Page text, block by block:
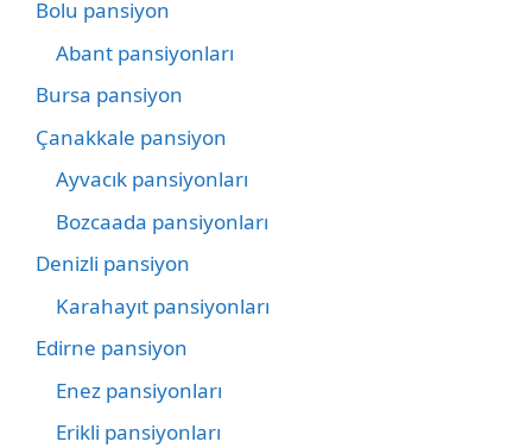
Bolu pansiyon
Abant pansiyonları
Bursa pansiyon
Çanakkale pansiyon
Ayvacık pansiyonları
Bozcaada pansiyonları
Denizli pansiyon
Karahayıt pansiyonları
Edirne pansiyon
Enez pansiyonları
Erikli pansiyonları